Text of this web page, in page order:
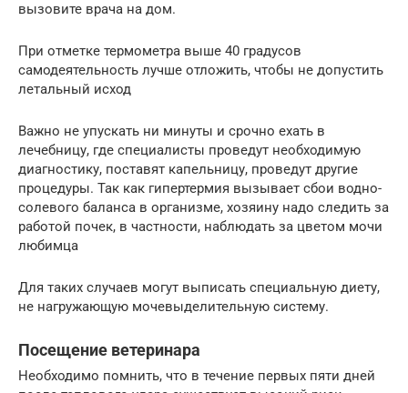
вызовите врача на дом.
При отметке термометра выше 40 градусов
самодеятельность лучше отложить, чтобы не допустить
летальный исход
Важно не упускать ни минуты и срочно ехать в
лечебницу, где специалисты проведут необходимую
диагностику, поставят капельницу, проведут другие
процедуры. Так как гипертермия вызывает сбои водно-
солевого баланса в организме, хозяину надо следить за
работой почек, в частности, наблюдать за цветом мочи
любимца
Для таких случаев могут выписать специальную диету,
не нагружающую мочевыделительную систему.
Посещение ветеринара
Необходимо помнить, что в течение первых пяти дней